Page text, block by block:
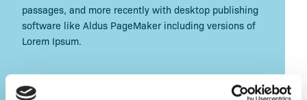
passages, and more recently with desktop publishing
software like Aldus PageMaker including versions of
Lorem Ipsum.